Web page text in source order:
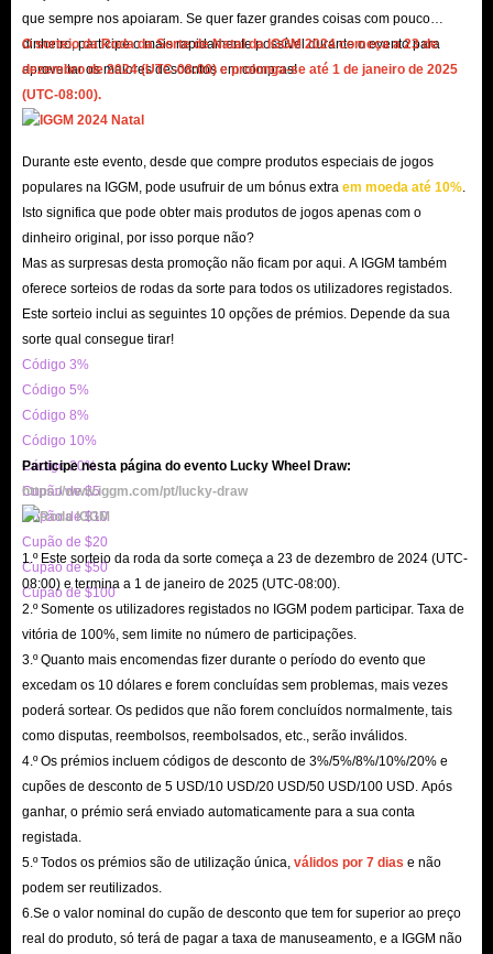
rapidamente. Portanto, pode comprar State of Survival Top Up aqui com
facilidade e segurança, sem problemas e riscos.
E, com os nossos diversos planos de descontos, pode maximizar o seu
quantos diamantes State of Survival à venda procura, a IGGM.com oferece
soluções económicas para satisfazer as suas necessidades.
Além disso, dedicamo-nos a prestar assistência e orientação durante todo o
processo de compra, garantindo que tem uma experiência tranquila e
satisfatória na compra do serviço State of Survival Top Up. Se tiver
dúvidas sobre as diferentes opções de carregamento disponíveis ou precisar
de ajuda com o processo de transação, a equipa de atendimento ao cliente
ajudar em cada etapa do processo.
Ao todo, IGGM.com é o local ideal para comprar State of Survival Top
Up, incluindo várias quantidades de diamantes. Mantenha sempre a mais
alta eficiência do setor!
que sempre nos apoiaram. Se quer fazer grandes coisas com pouco
dinheiro, participe o mais rapidamente possível durante o evento para
aproveitar os maiores descontos em compras!
O sorteio da Roda da Sorte de Natal da IGGM 2024 começa a 23 de
dezembro de 2024 (UTC-08:00) e prolonga-se até 1 de janeiro de 2025
(UTC-08:00).
Durante este evento, desde que compre produtos especiais de jogos
populares na IGGM, pode usufruir de um bónus extra em moeda até 10%
Isto significa que pode obter mais produtos de jogos apenas com o
dinheiro original, por isso porque não?
Mas as surpresas desta promoção não ficam por aqui. A IGGM também
oferece sorteios de rodas da sorte para todos os utilizadores registados.
Este sorteio inclui as seguintes 10 opções de prémios. Depende da sua
sorte qual consegue tirar!
Código 3%
Código 5%
Código 8%
Código 10%
Código 20%
Cupão de $5
Cupão de $10
Cupão de $20
Cupão de $50
Cupão de $100
Participe nesta página do evento Lucky Wheel Draw:
https://www.iggm.com/pt/lucky-draw
1.º Este sorteio da roda da sorte começa a 23 de dezembro de 2024 (UTC-
08:00) e termina a 1 de janeiro de 2025 (UTC-08:00).
2.º Somente os utilizadores registados no IGGM podem participar. Taxa de
vitória de 100%, sem limite no número de participações.
3.º Quanto mais encomendas fizer durante o período do evento que
excedam os 10 dólares e forem concluídas sem problemas, mais vezes
poderá sortear. Os pedidos que não forem concluídos normalmente, tais
como disputas, reembolsos, reembolsados, etc., serão inválidos.
4.º Os prémios incluem códigos de desconto de 3%/5%/8%/10%/20% e
cupões de desconto de 5 USD/10 USD/20 USD/50 USD/100 USD. Após
ganhar, o prémio será enviado automaticamente para a sua conta
registada.
5.º Todos os prémios são de utilização única, válidos por 7 dias e não
podem ser reutilizados.
6.Se o valor nominal do cupão de desconto que tem for superior ao preço
real do produto, só terá de pagar a taxa de manuseamento, e a IGGM não